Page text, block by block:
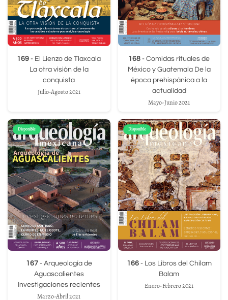
169 - El Lienzo de Tlaxcala
La otra visión de la
conquista
Julio-Agosto 2021
168 - Comidas rituales de
México y Guatemala De la
época prehispánica a la
actualidad
Mayo-Junio 2021
Disponible
167- Arqueología de
Aguascalientes
Investigaciones recientes
Marzo-Abril 2021
Disponible
166- Los Libros del Chilam
Balam
Enero-Febrero 2021